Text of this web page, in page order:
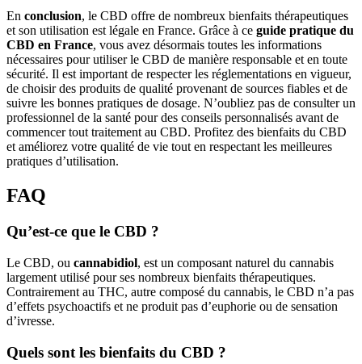
En conclusion, le CBD offre de nombreux bienfaits thérapeutiques
et son utilisation est légale en France. Grâce à ce guide pratique du
CBD en France, vous avez désormais toutes les informations
nécessaires pour utiliser le CBD de manière responsable et en toute
sécurité. Il est important de respecter les réglementations en vigueur,
de choisir des produits de qualité provenant de sources fiables et de
suivre les bonnes pratiques de dosage. N’oubliez pas de consulter un
professionnel de la santé pour des conseils personnalisés avant de
commencer tout traitement au CBD. Profitez des bienfaits du CBD
et améliorez votre qualité de vie tout en respectant les meilleures
pratiques d’utilisation.
FAQ
Qu’est-ce que le CBD ?
Le CBD, ou cannabidiol, est un composant naturel du cannabis
largement utilisé pour ses nombreux bienfaits thérapeutiques.
Contrairement au THC, autre composé du cannabis, le CBD n’a pas
d’effets psychoactifs et ne produit pas d’euphorie ou de sensation
d’ivresse.
Quels sont les bienfaits du CBD ?